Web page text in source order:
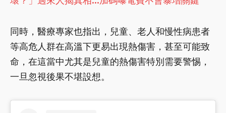
同時，醫療專家也指出，兒童、老人和慢性病患者
等高危人群在高溫下更易出現熱傷害，甚至可能致
命，在這當中尤其是兒童的熱傷害特別需要警惕，
一旦忽視後果不堪設想。